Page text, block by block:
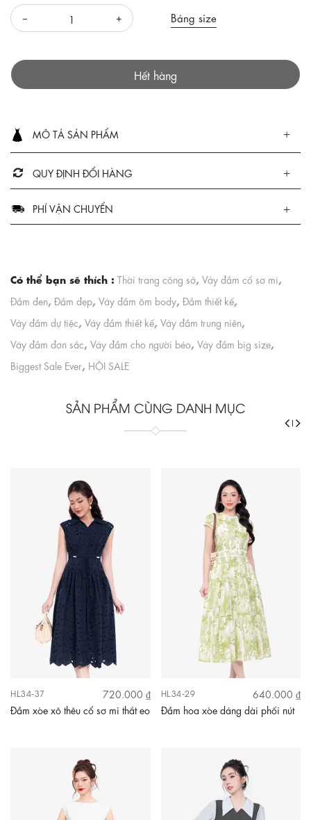
Bảng size
Hết hàng
MÔ TẢ SẢN PHẨM
QUY ĐỊNH ĐỔI HÀNG
PHÍ VẬN CHUYỂN
Có thể bạn sẽ thích : Thời trang công sở, Váy đầm cổ sơ mi,
Đầm đen, Đầm đẹp, Váy đầm ôm body, Đầm thiết kế,
Váy đầm dự tiệc, Váy đầm thiết kế, Váy đầm trung niên,
Váy đầm đơn sắc, Váy đầm cho người béo, Váy đầm big size,
Biggest Sale Ever, HỘI SALE
SẢN PHẨM CÙNG DANH MỤC
HL34-37
720.000 ₫
Đầm xòe xô thêu cổ sơ mi thắt eo
HL34-29
640.000 ₫
Đầm hoa xòe dáng dài phối nút